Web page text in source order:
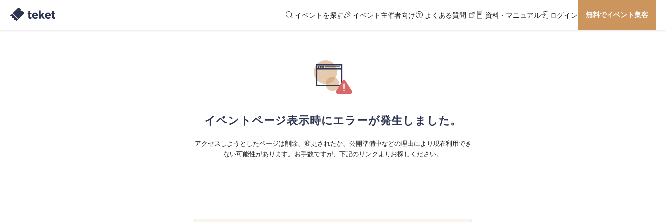
イベントを探す イベント主催者向け よくある質問 資料・マニュアル ログイン 無料でイベント集客
イベントページ表示時にエラーが発生しました。
アクセスしようとしたページは削除、変更されたか、公開準備中などの理由により現在利用でき
ない可能性があります。お手数ですが、下記のリンクよりお探しください。